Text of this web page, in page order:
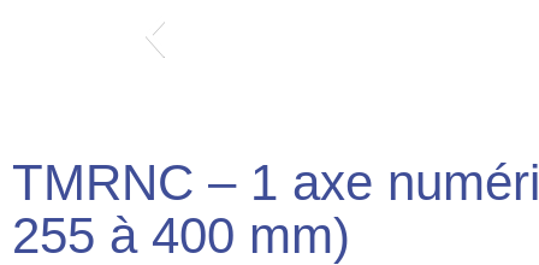
TMRNC – 1 axe
255 à 400 mm)